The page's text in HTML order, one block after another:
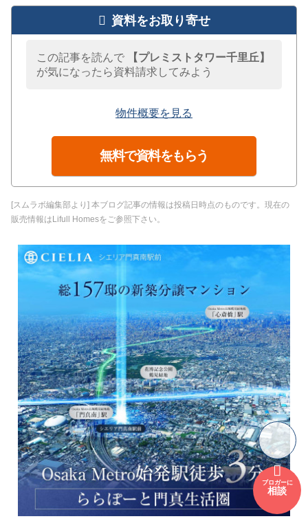
資料をお取り寄せ
この記事を読んで
【プレミストタワー千里丘】
が気になったら資料請求してみよう
物件概要を見る
無料で資料をもらう
[スムラボ編集部より] 本ブログ記事の情報は投稿日時点のものです。現在の
販売情報はLifull Homesをご参照下さい。
ブロガーに
相談